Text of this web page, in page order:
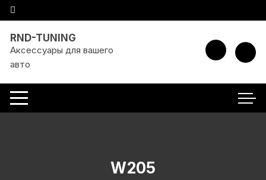
Перейти к содержимому
RND-TUNING
Аксессуары для вашего
авто
W205